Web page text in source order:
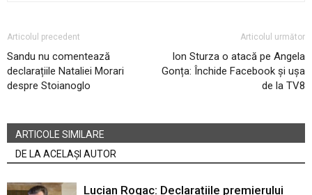
Articolul precedent
Sandu nu comentează
declarațiile Nataliei Morari
despre Stoianoglo
Articolul următor
Ion Sturza o atacă pe Angela
Gonța: Închide Facebook și ușa
de la TV8
ARTICOLE SIMILARE
DE LA ACELAȘI AUTOR
Lucian Rogac: Declarațiile premierului